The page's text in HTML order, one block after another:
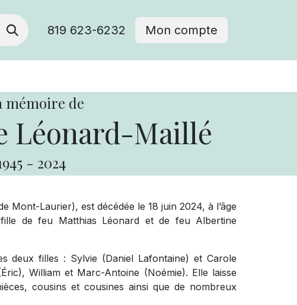
819 623-6232 Mon compte
mémoire de
Léonard-Maillé
- 2024
Mont-Laurier), est décédée le 18 juin 2024, à l’âge
de feu Matthias Léonard et de feu Albertine
deux filles : Sylvie (Daniel Lafontaine) et Carole
William et Marc-Antoine (Noémie). Elle laisse
cousins et cousines ainsi que de nombreux